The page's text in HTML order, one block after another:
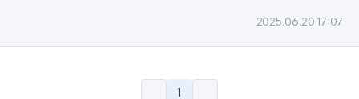
2025.06.20 17:07
1